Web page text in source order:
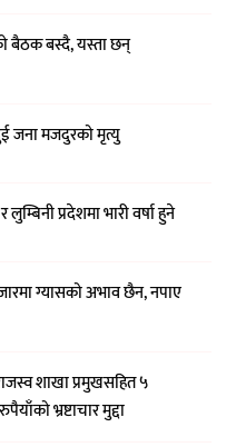
बैठक बस्दै, यस्ता छन्
जना मजदुरको मृत्यु
प्रदेशमा भारी वर्षा हुने
ग्यासको अभाव छैन, नपाए
शाखा प्रमुखसहित ५
भ्रष्टाचार मुद्दा